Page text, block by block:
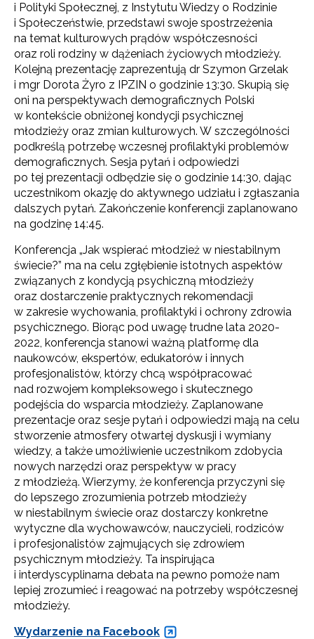
i Polityki Społecznej, z Instytutu Wiedzy o Rodzinie
i Społeczeństwie, przedstawi swoje spostrzeżenia
na temat kulturowych prądów współczesności
oraz roli rodziny w dążeniach życiowych młodzieży.
Kolejną prezentację zaprezentują dr Szymon Grzelak
i mgr Dorota Żyro z IPZIN o godzinie 13:30. Skupią się
oni na perspektywach demograficznych Polski
w kontekście obniżonej kondycji psychicznej
młodzieży oraz zmian kulturowych. W szczególności
podkreślą potrzebę wczesnej profilaktyki problemów
demograficznych. Sesja pytań i odpowiedzi
po tej prezentacji odbędzie się o godzinie 14:30, dając
uczestnikom okazję do aktywnego udziału i zgłaszania
dalszych pytań. Zakończenie konferencji zaplanowano
na godzinę 14:45.
Konferencja „Jak wspierać młodzież w niestabilnym
świecie?” ma na celu zgłębienie istotnych aspektów
związanych z kondycją psychiczną młodzieży
oraz dostarczenie praktycznych rekomendacji
w zakresie wychowania, profilaktyki i ochrony zdrowia
psychicznego. Biorąc pod uwagę trudne lata 2020-
2022, konferencja stanowi ważną platformę dla
naukowców, ekspertów, edukatorów i innych
profesjonalistów, którzy chcą współpracować
nad rozwojem kompleksowego i skutecznego
podejścia do wsparcia młodzieży. Zaplanowane
prezentacje oraz sesje pytań i odpowiedzi mają na celu
stworzenie atmosfery otwartej dyskusji i wymiany
wiedzy, a także umożliwienie uczestnikom zdobycia
nowych narzędzi oraz perspektyw w pracy
z młodzieżą. Wierzymy, że konferencja przyczyni się
do lepszego zrozumienia potrzeb młodzieży
w niestabilnym świecie oraz dostarczy konkretne
wytyczne dla wychowawców, nauczycieli, rodziców
i profesjonalistów zajmujących się zdrowiem
psychicznym młodzieży. Ta inspirująca
i interdyscyplinarna debata na pewno pomoże nam
lepiej zrozumieć i reagować na potrzeby współczesnej
młodzieży.
Wydarzenie na Facebook
Newsletter ORE
Zapisz się i bądź na bieżąco z najnowszymi
informacjami
o szkoleniach i programach.
Adres e-mail: